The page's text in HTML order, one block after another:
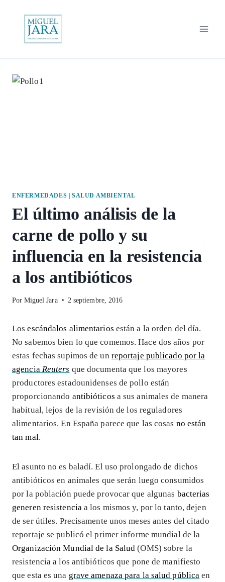
contenido
ENFERMEDADES SALUD AMBIENTAL
El último análisis de la
carne de pollo y su
influencia en la resistencia
a los antibióticos
Por Miguel Jara 2 septiembre, 2016
Losescándalos alimentarios están a la orden del día.
No sabemos bien lo que comemos. Hace dos años por
estas fechas supimos de un reportaje publicado por la
agencia Reuters que documenta que los mayores
productores estadounidenses de pollo están
proporcionando antibióticos a sus animales de manera
habitual, lejos de la revisión de los reguladores
alimentarios. En España parece que las cosas no están
tan mal.
El asunto no es baladí. El uso prolongado de dichos
antibióticos en animales que serán luego consumidos
por la población puede provocar que algunas bacterias
generen resistencia a los mismos y, por lo tanto, dejen
de ser útiles. Precisamente unos meses antes del citado
reportaje se publicó el primer informe mundial de la
Organización Mundial de la Salud (OMS) sobre la
resistencia a los antibióticos que pone de manifiesto
que esta es una grave amenaza para la salud pública en